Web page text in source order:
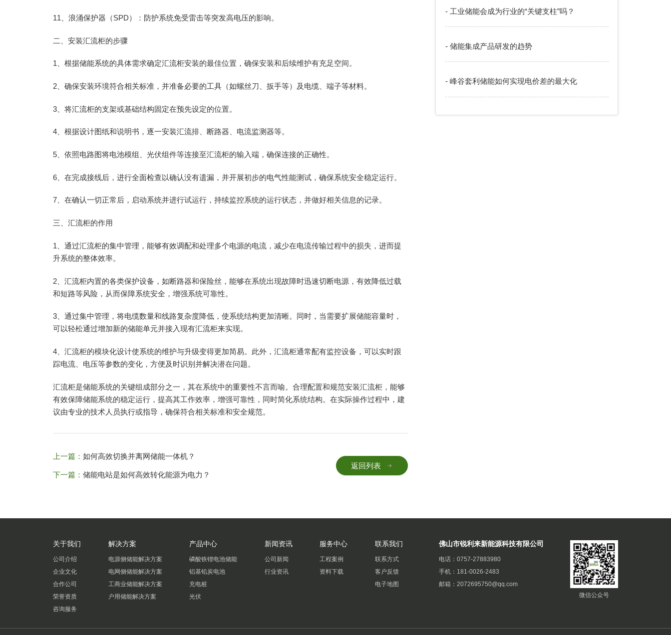
11、浪涌保护器（SPD）：防护系统免受雷击等突发高电压的影响。
二、安装汇流柜的步骤
1、根据储能系统的具体需求确定汇流柜安装的最佳位置，确保安装和后续维护有充足空间。
2、确保安装环境符合相关标准，并准备必要的工具（如螺丝刀、扳手等）及电缆、端子等材料。
3、将汇流柜的支架或基础结构固定在预先设定的位置。
4、根据设计图纸和说明书，逐一安装汇流排、断路器、电流监测器等。
5、依照电路图将电池模组、光伏组件等连接至汇流柜的输入端，确保连接的正确性。
6、在完成接线后，进行全面检查以确认没有遗漏，并开展初步的电气性能测试，确保系统安全稳定运行。
7、在确认一切正常后，启动系统并进行试运行，持续监控系统的运行状态，并做好相关信息的记录。
三、汇流柜的作用
1、通过汇流柜的集中管理，能够有效调配和处理多个电源的电流，减少在电流传输过程中的损失，进而提
升系统的整体效率。
2、汇流柜内置的各类保护设备，如断路器和保险丝，能够在系统出现故障时迅速切断电源，有效降低过载
和短路等风险，从而保障系统安全，增强系统可靠性。
3、通过集中管理，将电缆数量和线路复杂度降低，使系统结构更加清晰。同时，当需要扩展储能容量时，
可以轻松通过增加新的储能单元并接入现有汇流柜来实现。
4、汇流柜的模块化设计使系统的维护与升级变得更加简易。此外，汇流柜通常配有监控设备，可以实时跟
踪电流、电压等参数的变化，方便及时识别并解决潜在问题。
汇流柜是储能系统的关键组成部分之一，其在系统中的重要性不言而喻。合理配置和规范安装汇流柜，能够
有效保障储能系统的稳定运行，提高其工作效率，增强可靠性，同时简化系统结构。在实际操作过程中，建
议由专业的技术人员执行或指导，确保符合相关标准和安全规范。
上一篇：如何高效切换并离网储能一体机？
下一篇：储能电站是如何高效转化能源为电力？
返回列表
- 工业储能会成为行业的“关键支柱”吗？
- 储能集成产品研发的趋势
- 峰谷套利储能如何实现电价差的最大化
关于我们
公司介绍
企业文化
合作公司
荣誉资质
咨询服务
解决方案
电源侧储能解决方案
电网侧储能解决方案
工商业储能解决方案
户用储能解决方案
产品中心
磷酸铁锂电池储能
铝基铅炭电池
充电桩
光伏
新闻资讯
公司新闻
行业资讯
服务中心
工程案例
资料下载
联系我们
联系方式
客户反馈
电子地图
佛山市锐利来新能源科技有限公司
电话：0757-27883980
手机： 181-0026-2483
邮箱： 2072695750@qq.com
微信公众号